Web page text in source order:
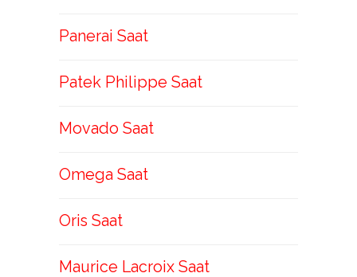
Panerai Saat
Patek Philippe Saat
Movado Saat
Omega Saat
Oris Saat
Maurice Lacroix Saat